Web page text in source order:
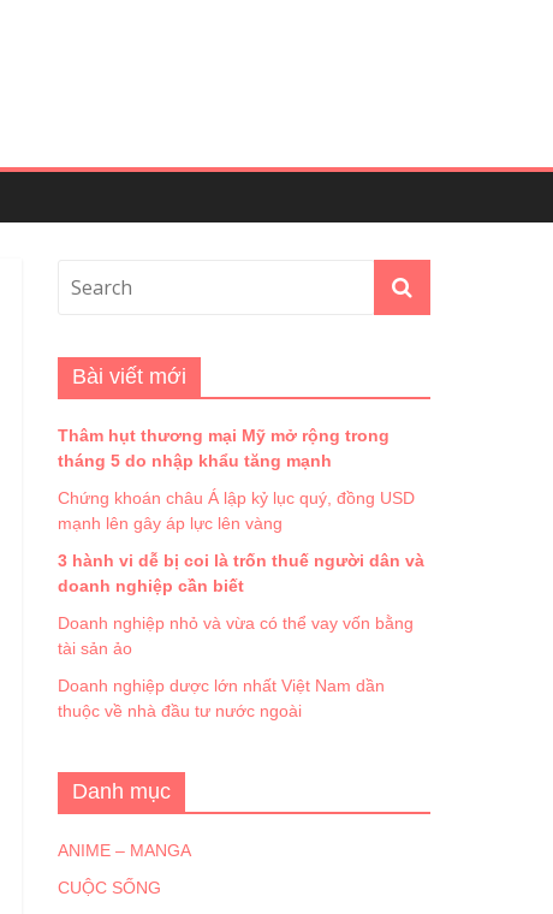
Bài viết mới
Thâm hụt thương mại Mỹ mở rộng trong
tháng 5 do nhập khẩu tăng mạnh
Chứng khoán châu Á lập kỷ lục quý, đồng USD
mạnh lên gây áp lực lên vàng
3 hành vi dễ bị coi là trốn thuế người dân và
doanh nghiệp cần biết
Doanh nghiệp nhỏ và vừa có thể vay vốn bằng
tài sản ảo
Doanh nghiệp dược lớn nhất Việt Nam dần
thuộc về nhà đầu tư nước ngoài
Danh mục
ANIME – MANGA
CUỘC SỐNG